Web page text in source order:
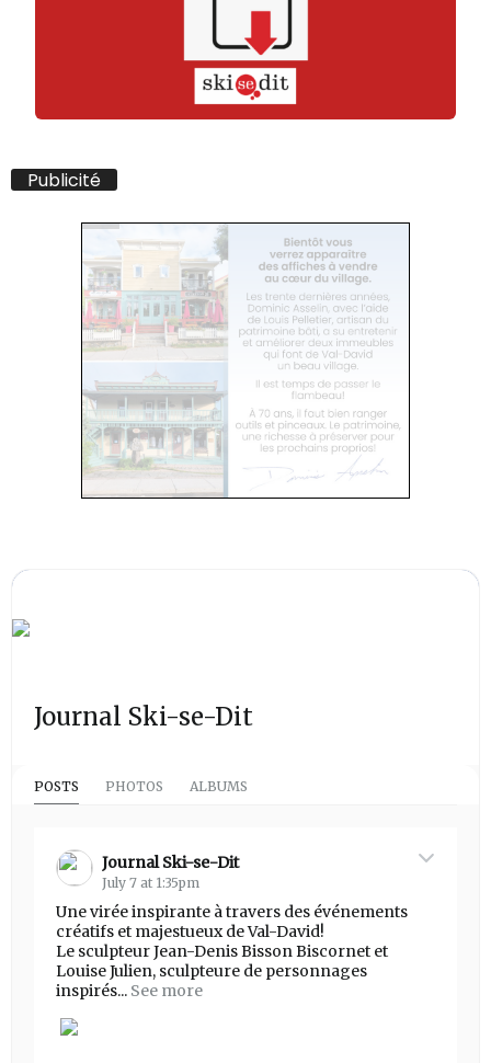
Publicité
Journal Ski-se-Dit
POSTS PHOTOS ALBUMS
Journal Ski-se-Dit
July 7 at 1:35pm
Une virée inspirante à travers des événements
créatifs et majestueux de Val-David!
Le sculpteur Jean-Denis Bisson Biscornet et
Louise Julien, sculpteure de personnages
inspirés... See more